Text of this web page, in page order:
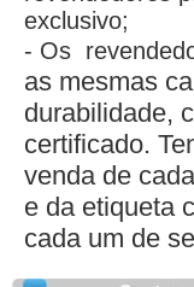
exclusivo;
- Os
as mesmas
durabilidade,
certificado.
venda de
e da etiqueta
cada um de